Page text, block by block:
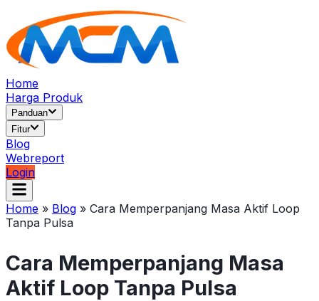
Home
Harga Produk
Panduan
Fitur
Blog
Webreport
Login
Home » Blog » Cara Memperpanjang Masa Aktif Loop
Tanpa Pulsa
Cara Memperpanjang Masa
Aktif Loop Tanpa Pulsa